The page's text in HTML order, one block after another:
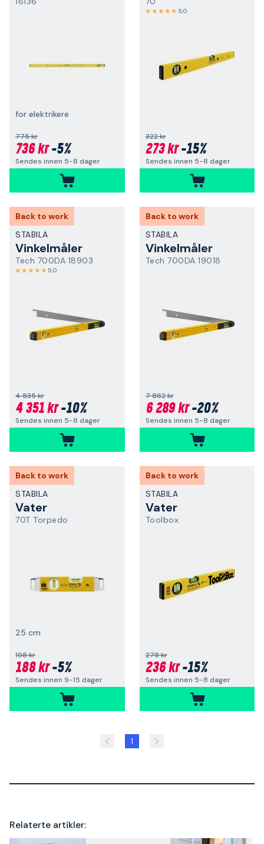
for elektrikere
775 kr
736 kr-5%
Sendes innen 5-8 dager
5,0
322 kr
273 kr-15%
Sendes innen 5-8 dager
Back to work
STABILA
Vinkelmåler
Tech 700DA 18903
5,0
4 835 kr
4 351 kr-10%
Sendes innen 5-8 dager
Back to work
STABILA
Vinkelmåler
Tech 700DA 19018
7 862 kr
6 289 kr-20%
Sendes innen 5-8 dager
Back to work
STABILA
Vater
70T Torpedo
25 cm
198 kr
188 kr-5%
Sendes innen 9-15 dager
Back to work
STABILA
Vater
Toolbox
278 kr
236 kr-15%
Sendes innen 5-8 dager
1
Relaterte artikler: